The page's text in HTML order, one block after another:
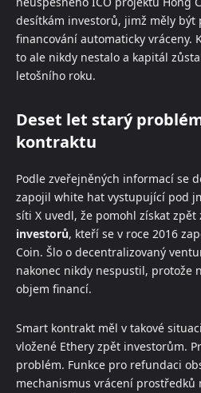
desítkám investorů, jimž měly být
financování automaticky vráceny.
to ale nikdy nestalo a kapitál
letošního roku.
Deset let starý
kontraktu
Podle zveřejněných informací se
zapojil white hat vystupující pod
síti X uvedl, že pomohl získat zpět
investorů, kteří se v roce 2016
Coin. Šlo o decentralizovaný
nakonec nikdy nespustil, protože
objem financí.
Smart kontrakt měl v takové
vložené Ethery zpět investorům.
problém. Funkce pro refundaci
mechanismus vrácení prostředků